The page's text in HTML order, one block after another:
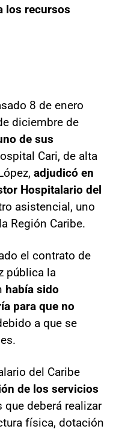
los recursos
8 de enero
diciembre de
de sus
Cari, de alta
adjudicó en
Hospitalario del
asistencial, uno
Región Caribe.
el contrato de
pública la
había sido
para que no
a que se
del Caribe
de los servicios
que deberá realizar
física, dotación